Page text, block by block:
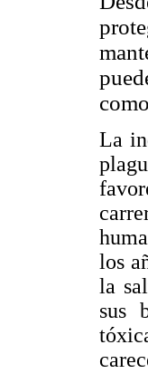
La
los
la
sus